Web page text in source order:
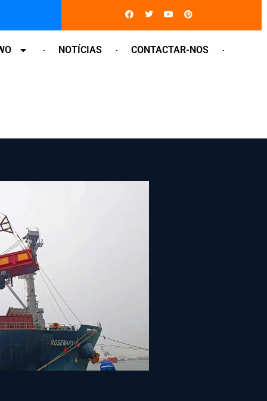
Facebook
TwitterYoutubePinterest
NOTÍCIAS CONTACTAR-NOS